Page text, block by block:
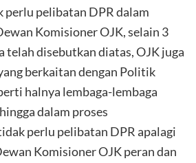
perlu pelibatan DPR dalam
Komisioner OJK, selain 3
telah disebutkan diatas, OJK juga
berkaitan dengan Politik
halnya lembaga-lembaga
dalam proses
perlu pelibatan DPR apalagi
Komisioner OJK peran dan